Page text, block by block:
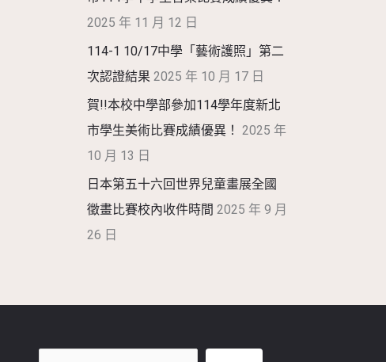
2025 年 11 月 12 日
114-1 10/17中學「藝術護照」第二
次認證結果 2025 年 10 月 17 日
賀!!本校中學部參加114學年度新北
市學生美術比賽成績優異！ 2025 年
10 月 13 日
日本第五十六回世界兒童畫展全國
徵畫比賽校內收件時間 2025 年 9 月
26 日